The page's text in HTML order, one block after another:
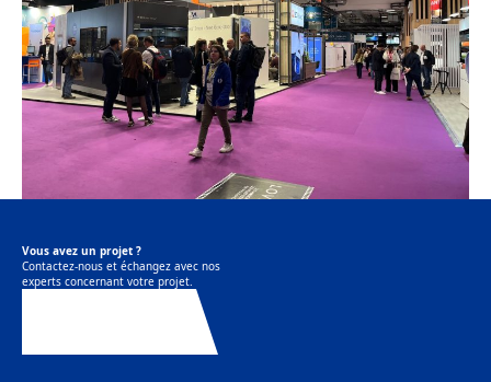
Vous avez un projet ?
Contactez-nous et échangez avec nos
experts concernant votre projet.